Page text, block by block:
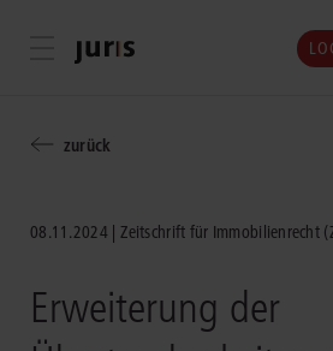
Menü öffnen
zurück
08.11.2024 Zeitschrift für Immobilienrecht
Erweiterung der